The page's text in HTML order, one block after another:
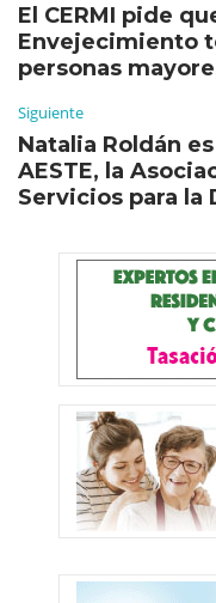
El CERMI pide
Envejecimiento
personas
Siguiente
Natalia Roldán
AESTE, la
Servicios para la